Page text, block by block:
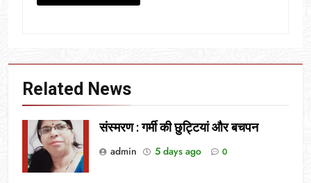
Related News
संस्मरण : गर्मी की छुट्टियां और बचपन
admin
5 days ago 0